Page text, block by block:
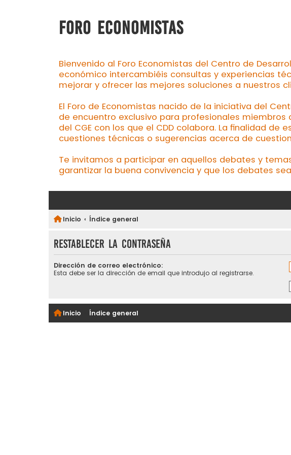
FORO ECONOMISTAS
Bienvenido al Foro Economistas del Centro de
económico intercambiéis consultas y experiencias
mejorar y ofrecer las mejores soluciones a nuestros
El Foro de Economistas nacido de la iniciativa del
de encuentro exclusivo para profesionales
del CGE con los que el CDD colabora. La finalidad
cuestiones técnicas o sugerencias acerca de
Te invitamos a participar en aquellos debates y
garantizar la buena convivencia y que los debates
Inicio Índice general
Restablecer la contraseña
Dirección de correo electrónico:
Esta debe ser la dirección de email que introdujo al registrarse.
Inicio Índice general